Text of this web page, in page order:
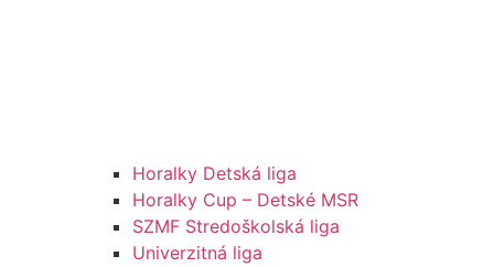
Horalky Detská liga
Horalky Cup – Detské MSR
SZMF Stredoškolská liga
Univerzitná liga